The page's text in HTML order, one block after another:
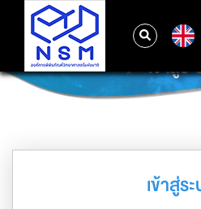
เข้าสู่ร
เข้าสู่ร